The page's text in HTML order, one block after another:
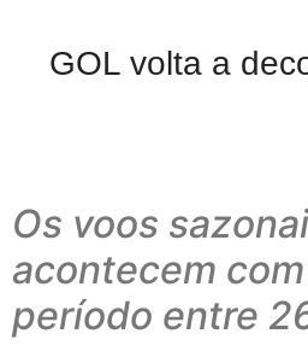
GOL volta a
Os voos
acontecem
período entre